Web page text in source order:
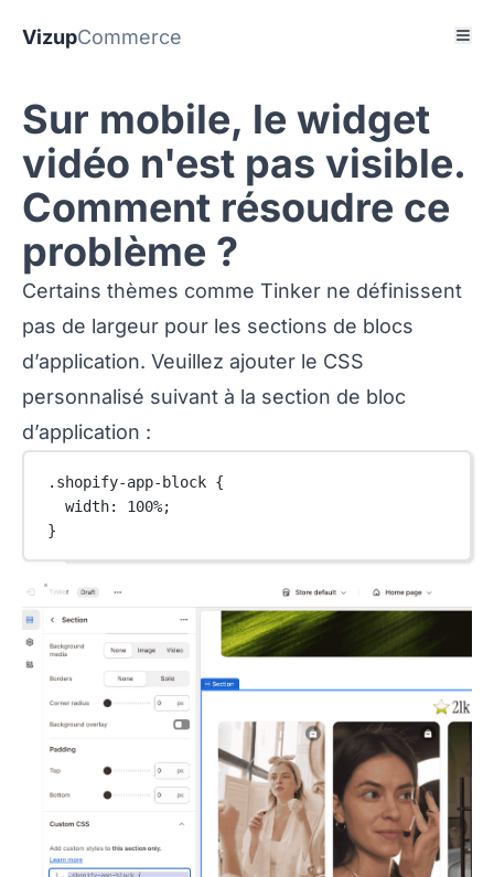
VizupCommerce
Sur mobile, le widget
vidéo n'est pas visible.
Comment résoudre ce
problème ?
Certains thèmes comme Tinker ne définissent
pas de largeur pour les sections de blocs
d’application. Veuillez ajouter le CSS
personnalisé suivant à la section de bloc
d’application :
.shopify-app-block {
width: 100%;
}